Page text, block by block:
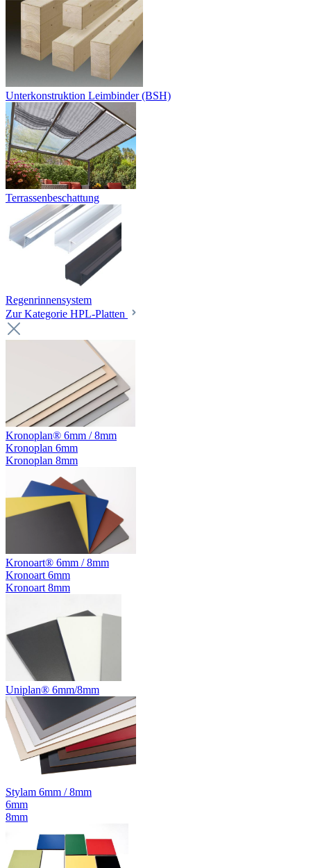
Unterkonstruktion Leimbinder (BSH)
Terrassenbeschattung
Regenrinnensystem
Zur Kategorie HPL-Platten
Kronoplan® 6mm / 8mm
Kronoplan 6mm
Kronoplan 8mm
Kronoart® 6mm / 8mm
Kronoart 6mm
Kronoart 8mm
Uniplan® 6mm/8mm
Stylam 6mm / 8mm
6mm
8mm